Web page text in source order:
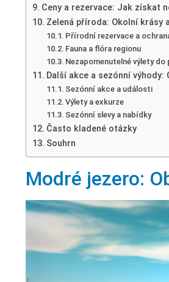
Ceny a rezervace: Jak získat
Zelená příroda: Okolní krásy
Přírodní rezervace a
Fauna a flóra regionu
Nezapomenutelné výlety do
Další akce a sezónní výhody:
Sezónní akce a události
Výlety a exkurze
Sezónní slevy a nabídky
Často kladené otázky
Souhrn
Modré jezero: